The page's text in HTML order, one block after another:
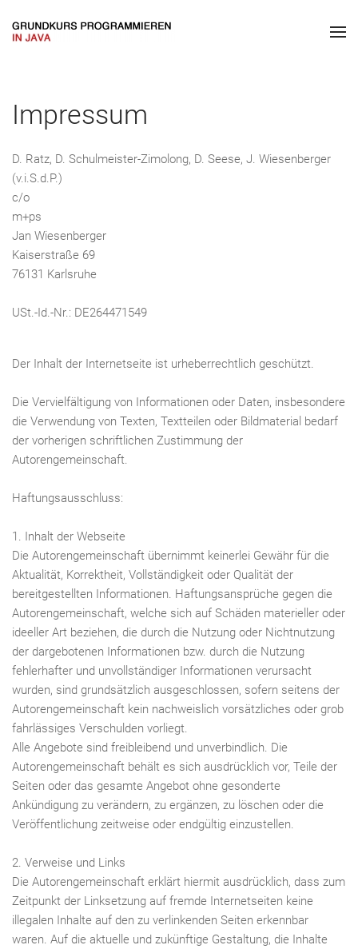
Impressum
D. Ratz, D. Schulmeister-Zimolong, D. Seese, J. Wiesenberger
(v.i.S.d.P.)
c/o
m+ps
Jan Wiesenberger
Kaiserstraße 69
76131 Karlsruhe
USt.-Id.-Nr.: DE264471549
Der Inhalt der Internetseite ist urheberrechtlich geschützt.
Die Vervielfältigung von Informationen oder Daten, insbesondere
die Verwendung von Texten, Textteilen oder Bildmaterial bedarf
der vorherigen schriftlichen Zustimmung der
Autorengemeinschaft.
Haftungsausschluss:
1. Inhalt der Webseite
Die Autorengemeinschaft übernimmt keinerlei Gewähr für die
Aktualität, Korrektheit, Vollständigkeit oder Qualität der
bereitgestellten Informationen. Haftungsansprüche gegen die
Autorengemeinschaft, welche sich auf Schäden materieller oder
ideeller Art beziehen, die durch die Nutzung oder Nichtnutzung
der dargebotenen Informationen bzw. durch die Nutzung
fehlerhafter und unvollständiger Informationen verursacht
wurden, sind grundsätzlich ausgeschlossen, sofern seitens der
Autorengemeinschaft kein nachweislich vorsätzliches oder grob
fahrlässiges Verschulden vorliegt.
Alle Angebote sind freibleibend und unverbindlich. Die
Autorengemeinschaft behält es sich ausdrücklich vor, Teile der
Seiten oder das gesamte Angebot ohne gesonderte
Ankündigung zu verändern, zu ergänzen, zu löschen oder die
Veröffentlichung zeitweise oder endgültig einzustellen.
2. Verweise und Links
Die Autorengemeinschaft erklärt hiermit ausdrücklich, dass zum
Zeitpunkt der Linksetzung auf fremde Internetseiten keine
illegalen Inhalte auf den zu verlinkenden Seiten erkennbar
waren. Auf die aktuelle und zukünftige Gestaltung, die Inhalte